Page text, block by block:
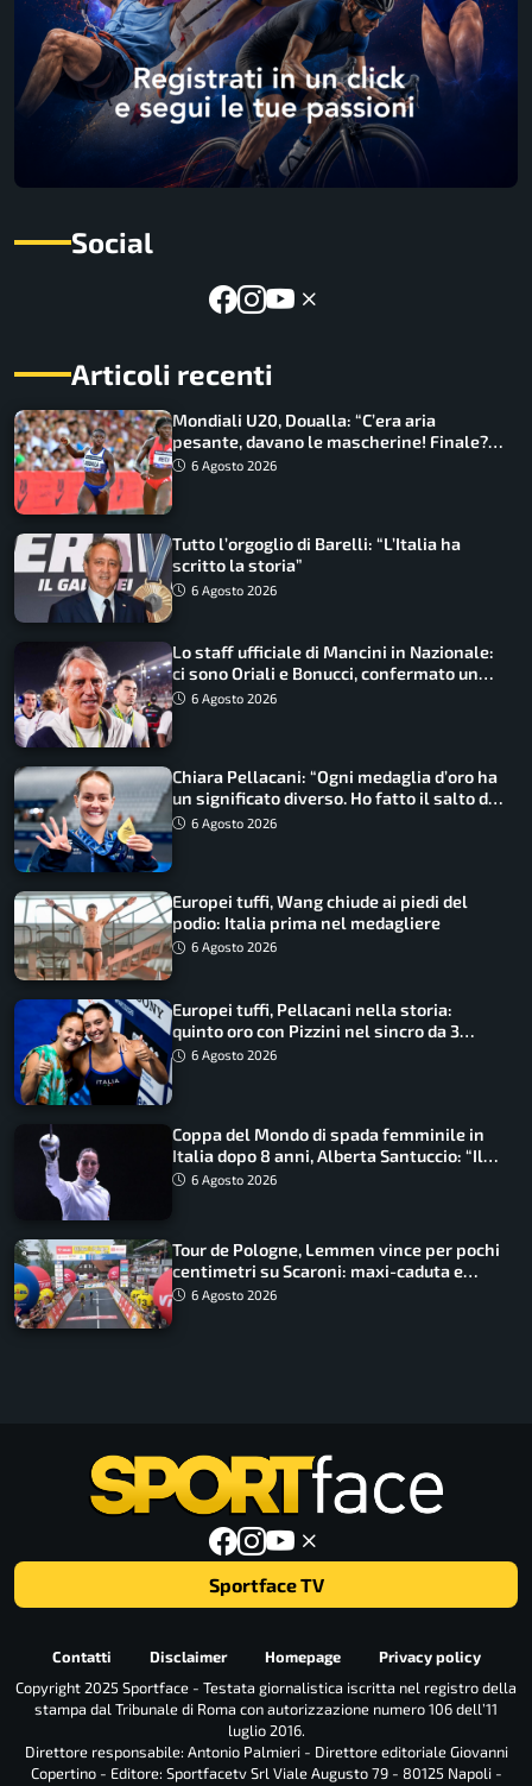
Social
Articoli recenti
Mondiali U20, Doualla: “C’era aria
pesante, davano le mascherine! Finale?
Non ho nulla da perdere”
6 Agosto 2026
Tutto l’orgoglio di Barelli: “L’Italia ha
scritto la storia”
6 Agosto 2026
Lo staff ufficiale di Mancini in Nazionale:
ci sono Oriali e Bonucci, confermato un
ritorno
6 Agosto 2026
Chiara Pellacani: “Ogni medaglia d’oro ha
un significato diverso. Ho fatto il salto di
qualità”
6 Agosto 2026
Europei tuffi, Wang chiude ai piedi del
podio: Italia prima nel medagliere
6 Agosto 2026
Europei tuffi, Pellacani nella storia:
quinto oro con Pizzini nel sincro da 3
metri
6 Agosto 2026
Coppa del Mondo di spada femminile in
Italia dopo 8 anni, Alberta Santuccio: “Il
lavoro dà sempre i suoi frutti”
6 Agosto 2026
Tour de Pologne, Lemmen vince per pochi
centimetri su Scaroni: maxi-caduta e
tappa accorciata
6 Agosto 2026
Sportface TV
Contatti Disclaimer Homepage
Privacy policy
Copyright 2025 Sportface - Testata giornalistica iscritta nel registro della
stampa dal Tribunale di Roma con autorizzazione numero 106 dell’11
luglio 2016.
Direttore responsabile: Antonio Palmieri - Direttore editoriale Giovanni
Copertino - Editore: Sportfacetv Srl Viale Augusto 79 - 80125 Napoli -